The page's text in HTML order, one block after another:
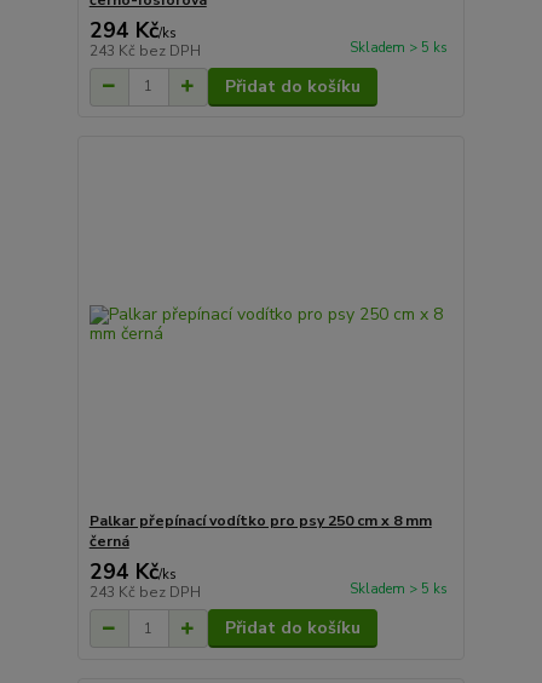
294 Kč/ks
243 Kč bez DPH Skladem > 5 ks
Přidat do košíku
Palkar přepínací vodítko pro psy 250 cm x 8 mm
černá
294 Kč/ks
243 Kč bez DPH Skladem > 5 ks
Přidat do košíku